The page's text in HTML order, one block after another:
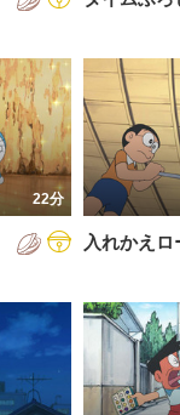
22分
入れかえ